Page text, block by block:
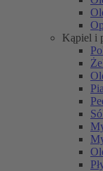
Kąpiel i